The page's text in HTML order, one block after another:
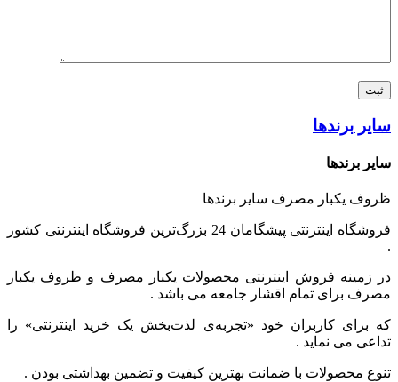
سایر برندها
سایر برندها
ظروف یکبار مصرف سایر برندها
فروشگاه اینترنتی پیشگامان 24 بزرگ‌ترین فروشگاه اینترنتی کشور
.
در زمینه فروش اینترنتی محصولات یکبار مصرف و ظروف یکبار
مصرف برای تمام اقشار جامعه می باشد .
که برای کاربران خود «تجربه‌ی لذت‌بخش یک خرید اینترنتی» را
تداعی می‌ نماید .
تنوع محصولات با ضمانت بهترین کیفیت و تضمین بهداشتی بودن .